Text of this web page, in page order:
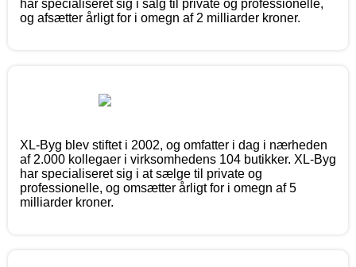
har specialiseret sig i salg til private og professionelle,
og afsætter årligt for i omegn af 2 milliarder kroner.
XL-Byg blev stiftet i 2002, og omfatter i dag i nærheden
af 2.000 kollegaer i virksomhedens 104 butikker. XL-Byg
har specialiseret sig i at sælge til private og
professionelle, og omsætter årligt for i omegn af 5
milliarder kroner.